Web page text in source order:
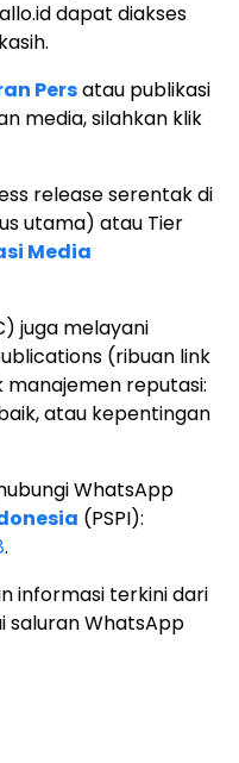
dapat diakses
Persatau publikasi
media, silahkan klik
release serentak di
utama) atau Tier
Media
juga melayani
(ribuan link
manajemen reputasi:
atau kepentingan
WhatsApp
(PSPI):
.
informasi terkini dari
WhatsApp